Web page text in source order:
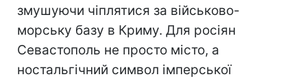
змушуючи чіплятися за військово-
морську базу в Криму. Для росіян
Севастополь не просто місто, а
ностальгічний символ імперської